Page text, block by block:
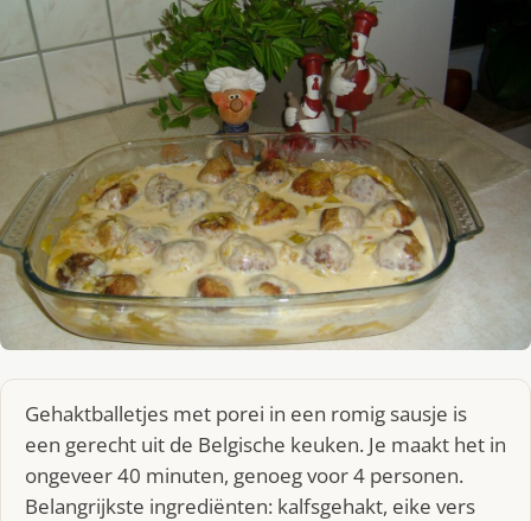
Gehaktballetjes met porei in een romig sausje is
een gerecht uit de Belgische keuken. Je maakt het in
ongeveer 40 minuten, genoeg voor 4 personen.
Belangrijkste ingrediënten: kalfsgehakt, eike vers